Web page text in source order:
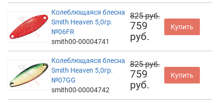
Колеблющаяся блесна
Smith Heaven 5,0гр.
№06FR
smith00-00004741
825 руб.
759
руб.
Купить
Колеблющаяся блесна
Smith Heaven 5,0гр.
№07GG
smith00-00004742
825 руб.
759
руб.
Купить